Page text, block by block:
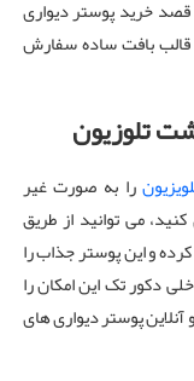
خرید پوستر دیواری
قالب بافت ساده سفارش
تلوزیون
را به صورت غیر
می توانید از طریق
و این پوستر جذاب را
دکور تک این امکان را
پوستر دیواری های